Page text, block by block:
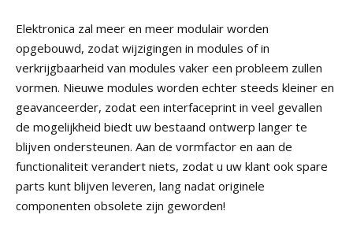
Elektronica zal meer en meer modulair worden
opgebouwd, zodat wijzigingen in modules of in
verkrijgbaarheid van modules vaker een probleem zullen
vormen. Nieuwe modules worden echter steeds kleiner en
geavanceerder, zodat een interfaceprint in veel gevallen
de mogelijkheid biedt uw bestaand ontwerp langer te
blijven ondersteunen. Aan de vormfactor en aan de
functionaliteit verandert niets, zodat u uw klant ook spare
parts kunt blijven leveren, lang nadat originele
componenten obsolete zijn geworden!